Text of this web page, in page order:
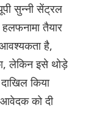
सुन्नी सेंट्रल
तैयार
है,
लेकिन इसे थोड़े
किया
आवेदक को दी